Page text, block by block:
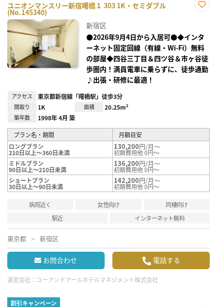
ユニオンマンスリー新宿曙橋１ 303 1K・セミダブル
(No.145340)
録
新宿区
●2026年9月4日から入居可●◆インタ
ーネット固定回線（有線・Wi-Fi）無料
の部屋◆四谷三丁目＆四ツ谷＆市ヶ谷徒
歩圏内！満員電車に乗らずに、徒歩通勤
♪出張・研修に最適！
アクセス 東京都新宿線「曙橋駅」徒歩3分
間取り 1K 面積 20.25m²
築年数 1998年 4月 築
プラン名・期間
月額目安
ロングプラン
210日以上～360日未満
130,200円/月～
初期費用他 0円～
ミドルプラン
90日以上～210日未満
136,200円/月～
初期費用他 0円～
ショートプラン
30日以上～90日未満
142,200円/月～
初期費用他 0円～
病院近く 女性向け
同棲向け
駅近
インターネット無料
東京都 新宿区
お問合わせ 電話する
運営会社： ユーアンドアールホテルマネジメント株式会社
割引キャンペーン